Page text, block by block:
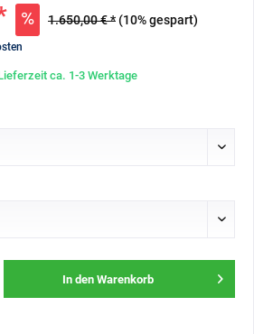
1.650,00 € * (10% gespart)
ca. 1-3 Werktage
In den Warenkorb